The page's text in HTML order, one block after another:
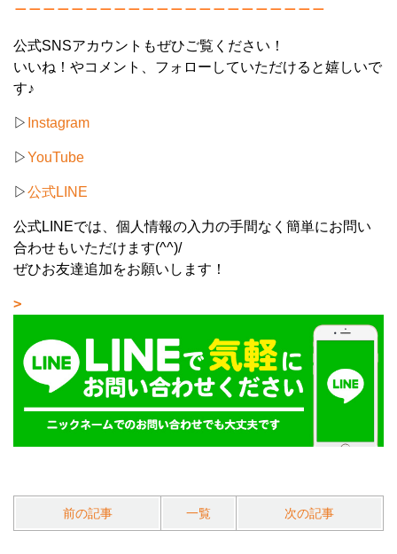
公式SNSアカウントもぜひご覧ください！
いいね！やコメント、フォローしていただけると嬉しいで
す♪
▷ Instagram
▷YouTube
▷公式LINE
公式LINEでは、個人情報の入力の手間なく簡単にお問い
合わせもいただけます(^^)/
ぜひお友達追加をお願いします！
前の記事 一覧 次の記事